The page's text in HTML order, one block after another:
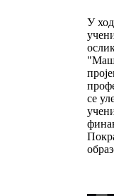
У
се